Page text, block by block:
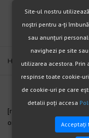
Site-ul nostru
noștri pentru a-ți
sau anunțuri
navighezi pe site
utilizarea acestora. Prin
respinse toate cookie-
de cookie-uri pe care
detalii poți accesa
Acceptați
Home Test
[recent_products
order=”DESC”]